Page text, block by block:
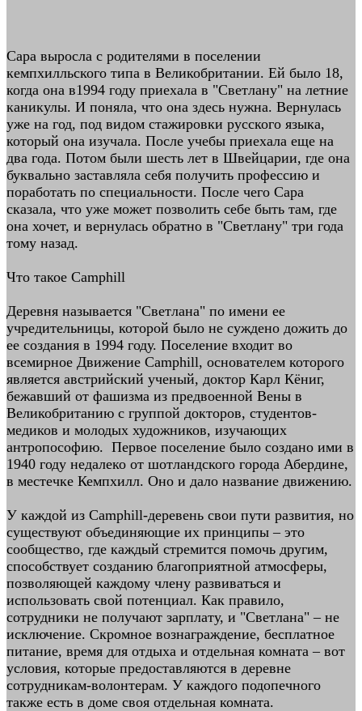
Сара выросла с родителями в поселении
кемпхилльского типа в Великобритании. Ей было 18,
когда она в1994 году приехала в "Светлану" на летние
каникулы. И поняла, что она здесь нужна. Вернулась
уже на год, под видом стажировки русского языка,
который она изучала. После учебы приехала еще на
два года. Потом были шесть лет в Швейцарии, где она
буквально заставляла себя получить профессию и
поработать по специальности. После чего Сара
сказала, что уже может позволить себе быть там, где
она хочет, и вернулась обратно в "Светлану" три года
тому назад.
Что такое Camphill
Деревня называется "Светлана" по имени ее
учредительницы, которой было не суждено дожить до
ее создания в 1994 году. Поселение входит во
всемирное Движение Camphill, основателем которого
является австрийский ученый, доктор Карл Кёниг,
бежавший от фашизма из предвоенной Вены в
Великобританию с группой докторов, студентов-
медиков и молодых художников, изучающих
антропософию. Первое поселение было создано ими в
1940 году недалеко от шотландского города Абердине,
в местечке Кемпхилл. Оно и дало название движению.
У каждой из Camphill-деревень свои пути развития, но
существуют объединяющие их принципы – это
сообщество, где каждый стремится помочь другим,
способствует созданию благоприятной атмосферы,
позволяющей каждому члену развиваться и
использовать свой потенциал. Как правило,
сотрудники не получают зарплату, и "Светлана" – не
исключение. Скромное вознаграждение, бесплатное
питание, время для отдыха и отдельная комната – вот
условия, которые предоставляются в деревне
сотрудникам-волонтерам. У каждого подопечного
также есть в доме своя отдельная комната.